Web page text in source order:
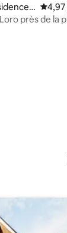
⋅
4,97
près de la